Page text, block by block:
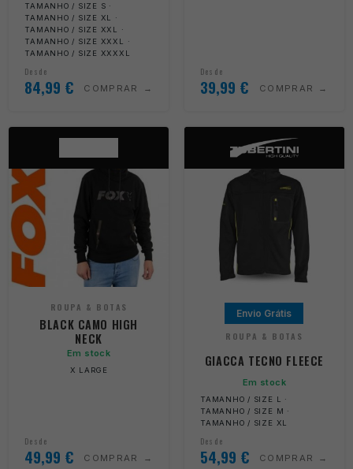
TAMANHO / SIZE S ·
TAMANHO / SIZE XL ·
TAMANHO / SIZE XXL ·
TAMANHO / SIZE XXXL ·
TAMANHO / SIZE XXXXL
Desde
84,99 € COMPRAR
Desde
39,99 € COMPRAR
ROUPA & BOTAS
BLACK CAMO HIGH
NECK
Em stock
X LARGE
Desde
49,99 € COMPRAR
Envio Grátis
ROUPA & BOTAS
GIACCA TECNO FLEECE
Em stock
TAMANHO / SIZE L ·
TAMANHO / SIZE M ·
TAMANHO / SIZE XL
Desde
54,99 € COMPRAR